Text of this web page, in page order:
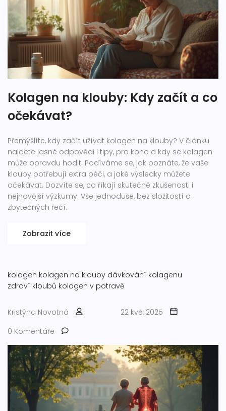
Kolagen na klouby: Kdy začít a co
očekávat?
Přemýšlíte, kdy začít užívat kolagen na klouby? V článku
najdete jasné odpovědi i tipy, pro koho a kdy se kolagen
může opravdu hodit. Podíváme se, jak poznáte, že vaše
klouby potřebují extra péči, a jaké výsledky můžete
očekávat. Dozvíte se, co říkají skutečné zkušenosti i
nejnovější výzkumy. Vše jednoduše, bez složitostí a
zbytečných řečí.
Zobrazit více
kolagen kolagen na klouby dávkování kolagenu
zdraví kloubů kolagen v potravě
Kristýna Novotná
22 kvě, 2025
0 Komentáře